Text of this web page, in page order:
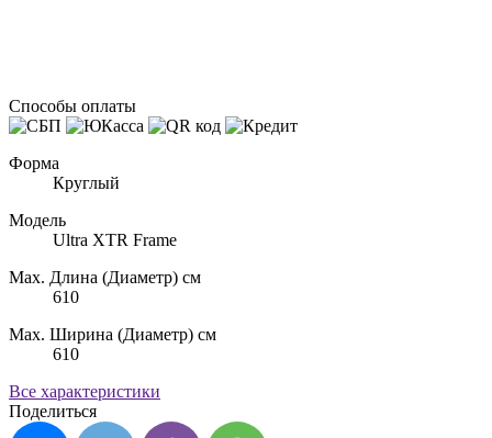
Способы оплаты
Форма
Круглый
Модель
Ultra XTR Frame
Max. Длина (Диаметр) см
610
Max. Ширина (Диаметр) см
610
Все характеристики
Поделиться